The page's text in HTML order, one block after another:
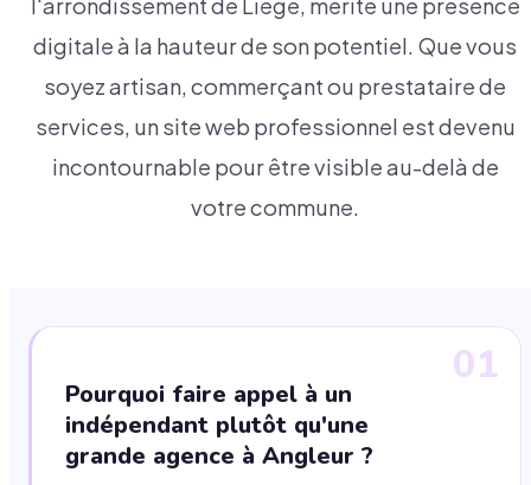
l'arrondissement de Liège, mérite une présence
digitale à la hauteur de son potentiel. Que vous
soyez artisan, commerçant ou prestataire de
services, un site web professionnel est devenu
incontournable pour être visible au-delà de
votre commune.
01
Pourquoi faire appel à un
indépendant plutôt qu'une
grande agence à Angleur ?